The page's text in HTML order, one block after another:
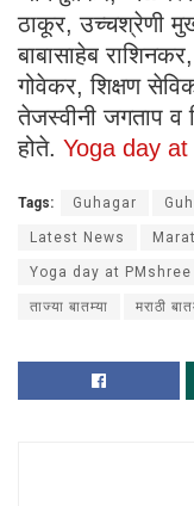
ठाकूर, उच्चश्रेणी
बाबासाहेब
गोवेकर, शिक्षण
तेजस्वीनी जगताप व
होते. Yoga day
Tags: Guhagar
Latest News
Yoga day at
ताज्या बातम्या मराठी